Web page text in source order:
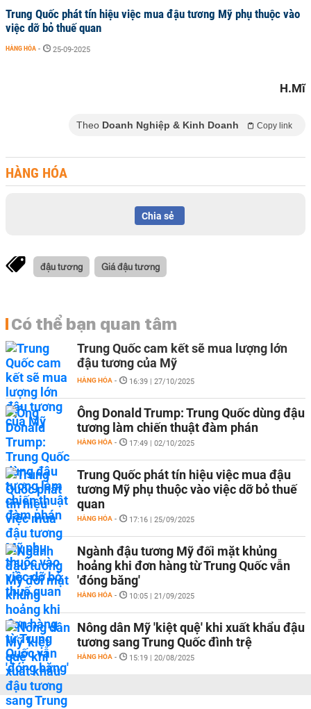
Trung Quốc phát tín hiệu việc mua đậu tương Mỹ phụ thuộc vào
việc dỡ bỏ thuế quan
HÀNG HÓA - 25-09-2025
H.Mĩ
Theo Doanh Nghiệp & Kinh Doanh Copy link
HÀNG HÓA
Chia sẻ
đậu tương Giá đậu tương
Có thể bạn quan tâm
Trung Quốc cam kết sẽ mua lượng lớn
đậu tương của Mỹ
HÀNG HÓA - 16:39 | 27/10/2025
Ông Donald Trump: Trung Quốc dùng đậu
tương làm chiến thuật đàm phán
HÀNG HÓA - 17:49 | 02/10/2025
Trung Quốc phát tín hiệu việc mua đậu
tương Mỹ phụ thuộc vào việc dỡ bỏ thuế
quan
HÀNG HÓA - 17:16 | 25/09/2025
Ngành đậu tương Mỹ đối mặt khủng
hoảng khi đơn hàng từ Trung Quốc vẫn
'đóng băng'
HÀNG HÓA - 10:05 | 21/09/2025
Nông dân Mỹ 'kiệt quệ' khi xuất khẩu đậu
tương sang Trung Quốc đình trệ
HÀNG HÓA - 15:19 | 20/08/2025